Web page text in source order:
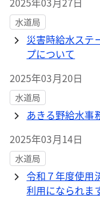
水道局
災害時給水ステ
プについて
2025年03月20日
水道局
あきる野給水事
2025年03月14日
水道局
令和７年度使用
利用になられま